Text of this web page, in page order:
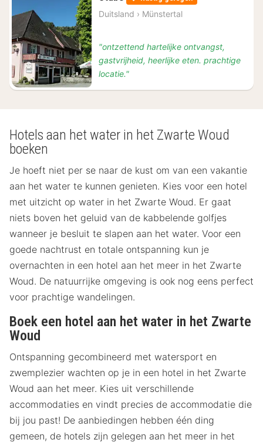
nacht
vanaf
Duitsland › Münstertal
"ontzettend hartelijke ontvangst,
gastvrijheid, heerlijke eten. prachtige
locatie."
Hotels aan het water in het Zwarte Woud
boeken
Je hoeft niet per se naar de kust om van een vakantie
aan het water te kunnen genieten. Kies voor een hotel
met uitzicht op water in het Zwarte Woud. Er gaat
niets boven het geluid van de kabbelende golfjes
wanneer je besluit te slapen aan het water. Voor een
goede nachtrust en totale ontspanning kun je
overnachten in een hotel aan het meer in het Zwarte
Woud. De natuurrijke omgeving is ook nog eens perfect
voor prachtige wandelingen.
Boek een hotel aan het water in het Zwarte
Woud
Ontspanning gecombineerd met watersport en
zwemplezier wachten op je in een hotel in het Zwarte
Woud aan het meer. Kies uit verschillende
accommodaties en vindt precies de accommodatie die
bij jou past! De aanbiedingen hebben één ding
gemeen, de hotels zijn gelegen aan het meer in het